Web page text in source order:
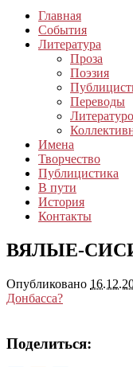
Главная
События
Литература
Проза
Поэзия
Переводы
Имена
Творчество
Публицистика
В пути
История
Контакты
ВЯЛЫЕ-
Опубликовано
Донбасса?
Поделиться: